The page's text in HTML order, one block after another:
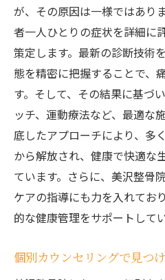
美沢整骨院のスタ
患者に合わせた柔
信頼されるスタッ
患者とのコミュニ
由
専門スタッフが導く
北広島市で腰痛に悩む
康を取り戻そう
腰痛に悩む地域住
美沢整骨院で始める
美沢整骨院が提供す
が、その原因は一様ではあり
者一人ひとりの症状を詳細に
策定します。最新の診断技術
態を精密に把握することで、
す。そして、その結果に基づ
ッチ、運動療法など、最適な
底したアプローチにより、多
から解放され、健康で快適な
ています。さらに、美沢整骨
ケアの指導にも力を入れてお
的な健康管理をサポートしてい
個別カウンセリングで見つ